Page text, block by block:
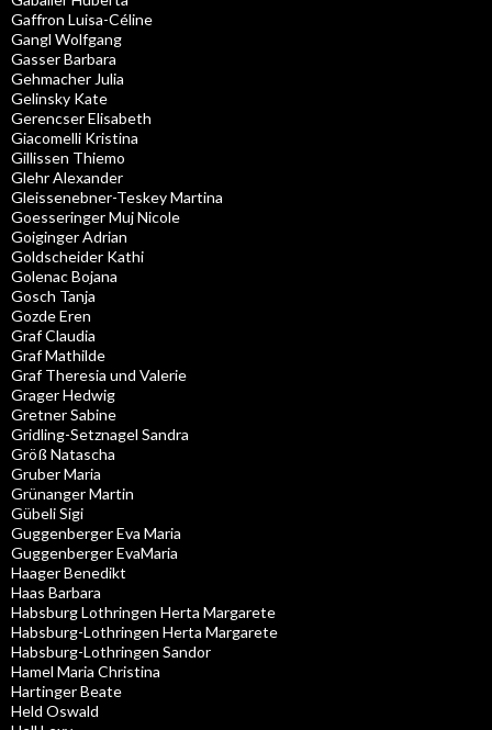
Gaffron Luisa-Céline
Gangl Wolfgang
Gasser Barbara
Gehmacher Julia
Gelinsky Kate
Gerencser Elisabeth
Giacomelli Kristina
Gillissen Thiemo
Glehr Alexander
Gleissenebner-Teskey Martina
Goesseringer Muj Nicole
Goiginger Adrian
Goldscheider Kathi
Golenac Bojana
Gosch Tanja
Gozde Eren
Graf Claudia
Graf Mathilde
Graf Theresia und Valerie
Grager Hedwig
Gretner Sabine
Gridling-Setznagel Sandra
Größ Natascha
Gruber Maria
Grünanger Martin
Gübeli Sigi
Guggenberger Eva Maria
Guggenberger EvaMaria
Haager Benedikt
Haas Barbara
Habsburg Lothringen Herta Margarete
Habsburg-Lothringen Herta Margarete
Habsburg-Lothringen Sandor
Hamel Maria Christina
Hartinger Beate
Held Oswald